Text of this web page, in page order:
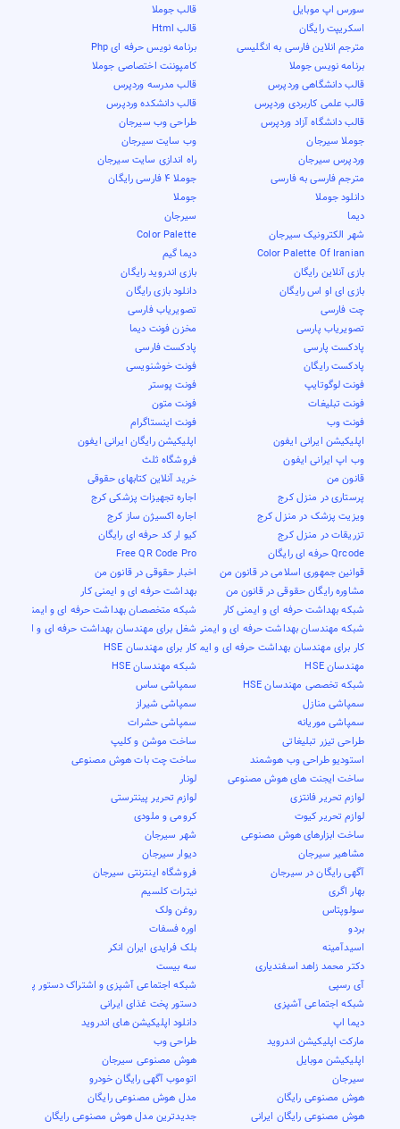
سورس اپ موبایل
قالب جوملا
اسکریپت رایگان
قالب Html
مترجم انلاین فارسی به انگلیسی
برنامه نویس حرفه ای Php
برنامه نویس جوملا
کامپوننت اختصاصی جوملا
قالب دانشگاهی وردپرس
قالب مدرسه وردپرس
قالب علمی کاربردی وردپرس
قالب دانشکده وردپرس
قالب دانشگاه آزاد وردپرس
طراحی وب سیرجان
جوملا سیرجان
وب سایت سیرجان
وردپرس سیرجان
راه اندازی سایت سیرجان
مترجم فارسی به فارسی
جوملا 4 فارسی رایگان
دانلود جوملا
جوملا
دیما
سیرجان
شهر الکترونیک سیرجان
Color Palette
Color Palette Of Iranian
دیما گیم
بازی آنلاین رایگان
بازی اندروید رایگان
بازی ای او اس رایگان
دانلود بازی رایگان
چت فارسی
تصویریاب فارسی
تصویریاب پارسی
مخزن فونت دیما
پادکست پارسی
پادکست فارسی
پادکست رایگان
فونت خوشنویسی
فونت لوگوتایپ
فونت پوستر
فونت تبلیغات
فونت متون
فونت وب
فونت اینستاگرام
اپلیکیشن ایرانی ایفون
اپلیکیشن رایگان ایرانی ایفون
وب اپ ایرانی ایفون
فروشگاه ثلث
قانون من
خرید آنلاین کتابهای حقوقی
پرستاری در منزل کرج
اجاره تجهیزات پزشکی کرج
ویزیت پزشک در منزل کرج
اجاره اکسیژن ساز کرج
تزریقات در منزل کرج
کیو ار کد حرفه ای رایگان
Qrcode حرفه ای رایگان
Free QR Code Pro
قوانین جمهوری اسلامی در قانون من
اخبار حقوقی در قانون من
مشاوره رایگان حقوقی در قانون من
بهداشت حرفه ای و ایمنی کار
شبکه بهداشت حرفه ای و ایمنی کار
شبکه متخصصان بهداشت حرفه ای و ایمنی کار
شبکه مهندسان بهداشت حرفه ای و ایمنی کارشغل برای مهندسان بهداشت حرفه ای و ایمنی
کار برای مهندسان بهداشت حرفه ای و ایمنی کارکار برای مهندسان HSE
مهندسان HSE
شبکه مهندسان HSE
شبکه تخصصی مهندسان HSE
سمپاشی ساس
سمپاشی منازل
سمپاشی شیراز
سمپاشی موریانه
سمپاشی حشرات
طراحی تیزر تبلیغاتی
ساخت موشن و کلیپ
استودیو طراحی وب هوشمند
ساخت چت بات هوش مصنوعی
ساخت ایجنت های هوش مصنوعی
لونار
لوازم تحریر فانتزی
لوازم تحریر پینترستی
لوازم تحریر کیوت
کرومی و ملودی
ساخت ابزارهای هوش مصنوعی
شهر سیرجان
مشاهیر سیرجان
دیوار سیرجان
آگهی رایگان در سیرجان
فروشگاه اینترنتی سیرجان
بهار اگری
نیترات کلسیم
سولوپتاس
روغن ولک
بردو
اوره فسفات
اسیدآمینه
بلک فرایدی ایران انکر
دکتر محمد زاهد اسفندیاری
سه بیست
آی رسپی
شبکه اجتماعی آشپزی و اشتراک دستور پخت
شبکه اجتماعی آشپزی
دستور پخت غذای ایرانی
دیما اپ
دانلود اپلیکیشن های اندروید
مارکت اپلیکیشن اندروید
طراحی وب
اپلیکیشن موبایل
هوش مصنوعی سیرجان
سیرجان
اتوموب آگهی رایگان خودرو
هوش مصنوعی رایگان
مدل هوش مصنوعی رایگان
هوش مصنوعی رایگان ایرانی
جدیدترین مدل هوش مصنوعی رایگان